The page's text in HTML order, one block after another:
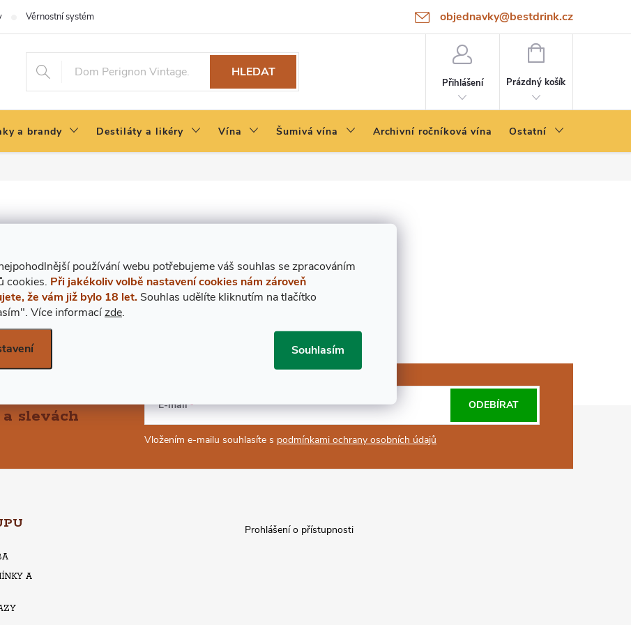
používání webu potřebujeme váš souhlas se zpracováním
cookies. Při jakékoliv volbě nastavení cookies nám zároveň
že vám již bylo 18 let. Souhlas udělíte kliknutím na tlačítko
Více informacízde.
Souhlasím
objednavky@bestdrink.cz
Věrnostní systém
HLEDAT
Přihlášení
NÁKUPNÍ
Prázdný košík
a brandy Destiláty a likéry Vína Šumivá vína Archivní ročníková vína Ostatní
a slevách
E-mail
Vložením e-mailu souhlasíte s podmínkami ochrany osobních údajů
ODEBÍRAT
A
Prohlášení o přístupnosti